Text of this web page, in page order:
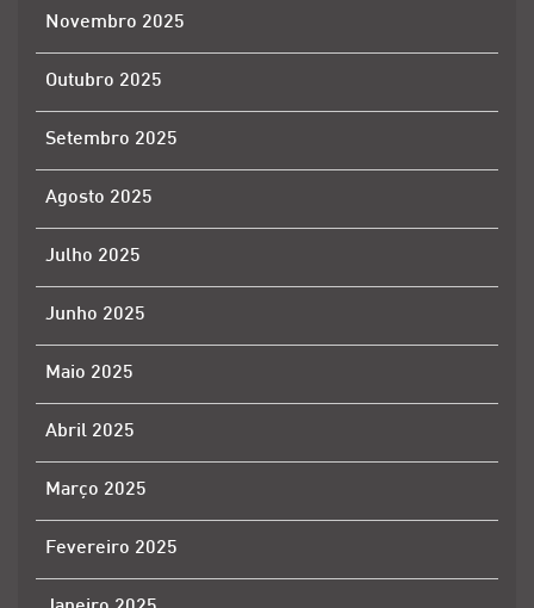
Novembro 2025
Outubro 2025
Setembro 2025
Agosto 2025
Julho 2025
Junho 2025
Maio 2025
Abril 2025
Março 2025
Fevereiro 2025